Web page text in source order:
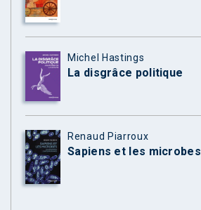
Michel Hastings
La disgrâce politique
Renaud Piarroux
Sapiens et les microbes